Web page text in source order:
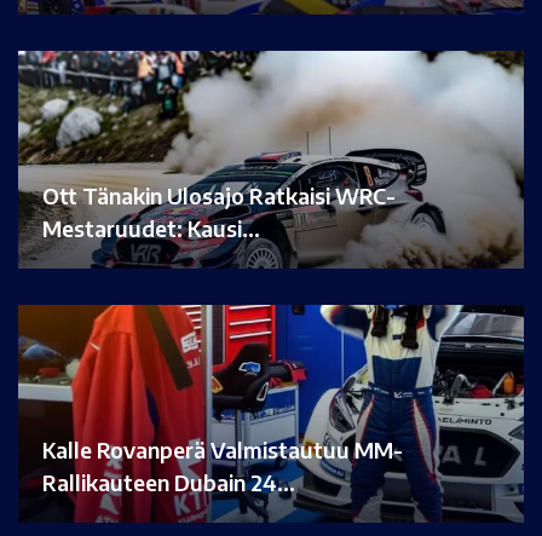
Ott Tänakin Ulosajo Ratkaisi WRC-
Mestaruudet: Kausi…
Kalle Rovanperä Valmistautuu MM-
Rallikauteen Dubain 24…